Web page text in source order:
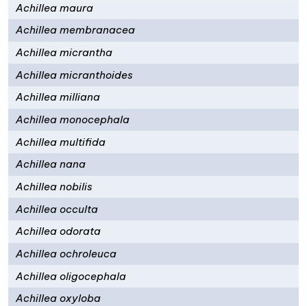
Achillea maura
Achillea membranacea
Achillea micrantha
Achillea micranthoides
Achillea milliana
Achillea monocephala
Achillea multifida
Achillea nana
Achillea nobilis
Achillea occulta
Achillea odorata
Achillea ochroleuca
Achillea oligocephala
Achillea oxyloba